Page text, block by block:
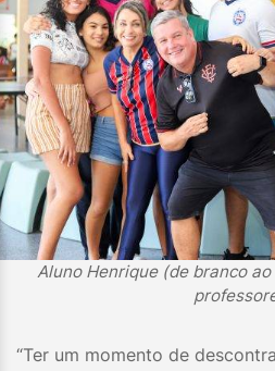
Aluno Henrique (de branco
“Ter um momento de